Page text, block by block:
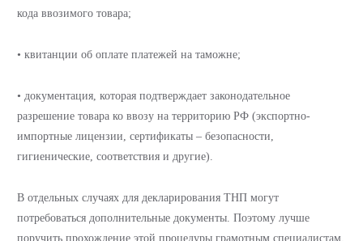
кода ввозимого товара;
• квитанции об оплате платежей на таможне;
• документация, которая подтверждает законодательное
разрешение товара ко ввозу на территорию РФ (экспортно-
импортные лицензии, сертификаты – безопасности,
гигиенические, соответствия и другие).
В отдельных случаях для декларирования ТНП могут
потребоваться дополнительные документы. Поэтому лучше
поручить прохождение этой процедуры грамотным специалистам.